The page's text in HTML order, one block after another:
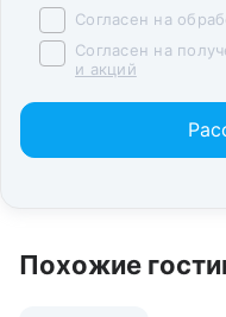
Согласен на
Согласен на
и акций
Похожие